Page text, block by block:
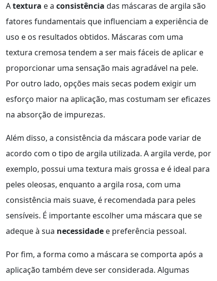
Atextura e a consistência das máscaras de argila são
fatores fundamentais que influenciam a experiência de
uso e os resultados obtidos. Máscaras com uma
textura cremosa tendem a ser mais fáceis de aplicar e
proporcionar uma sensação mais agradável na pele.
Por outro lado, opções mais secas podem exigir um
esforço maior na aplicação, mas costumam ser eficazes
na absorção de impurezas.
Além disso, a consistência da máscara pode variar de
acordo com o tipo de argila utilizada. A argila verde, por
exemplo, possui uma textura mais grossa e é ideal para
peles oleosas, enquanto a argila rosa, com uma
consistência mais suave, é recomendada para peles
sensíveis. É importante escolher uma máscara que se
adeque à sua necessidade e preferência pessoal.
Por fim, a forma como a máscara se comporta após a
aplicação também deve ser considerada. Algumas